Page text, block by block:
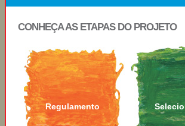
CONHEÇA AS ETAPAS DO PROJETO
Regulamento